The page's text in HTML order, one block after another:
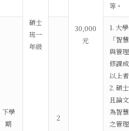
碩士
班一
年級
30,000
元
等。
下學
期
2
1. 大
「智
與管
修課
以上
2. 碩
且論
為智
之管